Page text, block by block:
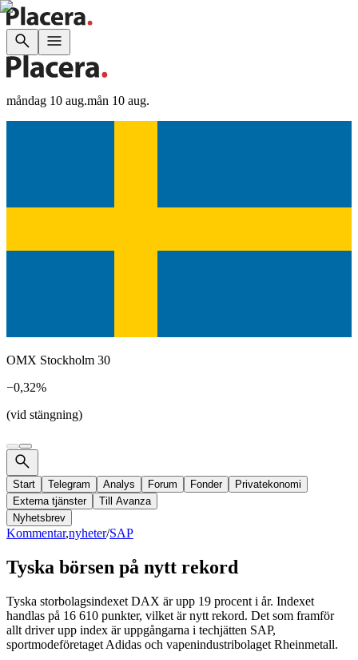
måndag 10 aug.mån 10 aug.
OMX Stockholm 30
−0,32%
(vid stängning)
Start Telegram Analys Forum Fonder
Privatekonomi
Externa tjänster
Till Avanza
Nyhetsbrev
Kommentar,nyheter/SAP
Tyska börsen på nytt rekord
Tyska storbolagsindexet DAX är upp 19 procent i år. Indexet
handlas på 16 610 punkter, vilket är nytt rekord. Det som framför
allt driver upp index är uppgångarna i techjätten SAP,
sportmodeföretaget Adidas och vapenindustribolaget Rheinmetall.